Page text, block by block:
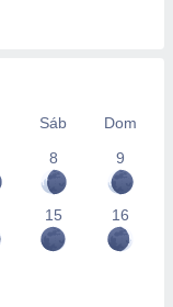
Sáb
Dom
8 9
15 16